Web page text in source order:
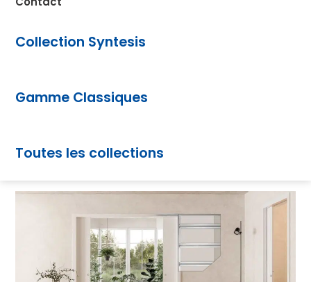
Collection Syntesis
Gamme Classiques
Toutes les collections